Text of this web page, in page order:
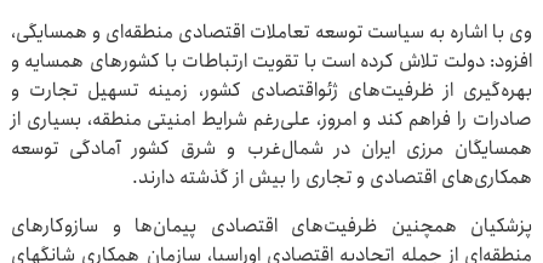
وی با اشاره به سیاست توسعه تعاملات اقتصادی منطقه‌ای و همسایگی،
افزود: دولت تلاش کرده است با تقویت ارتباطات با کشورهای همسایه و
بهره‌گیری از ظرفیت‌های ژئواقتصادی کشور، زمینه تسهیل تجارت و
صادرات را فراهم کند و امروز، علی‌رغم شرایط امنیتی منطقه، بسیاری از
همسایگان مرزی ایران در شمال‌غرب و شرق کشور آمادگی توسعه
همکاری‌های اقتصادی و تجاری را بیش از گذشته دارند.
پزشکیان همچنین ظرفیت‌های اقتصادی پیمان‌ها و سازوکارهای
منطقه‌ای از جمله اتحادیه اقتصادی اوراسیا، سازمان همکاری‌ شانگهای